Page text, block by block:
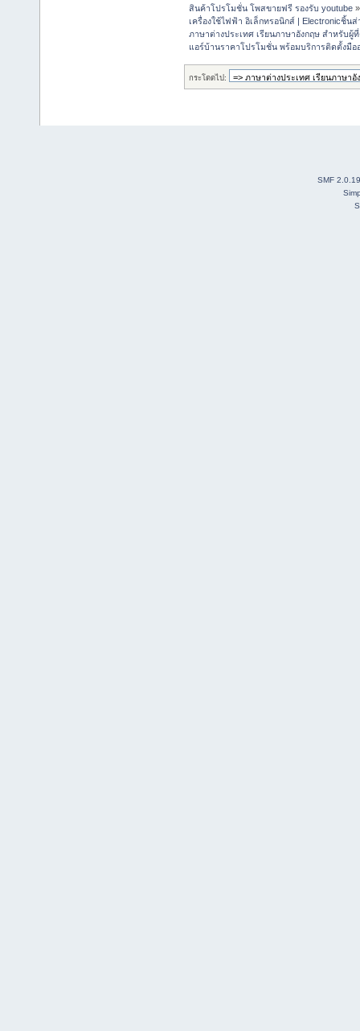
สินค้าโปรโมชั่น โพสขายฟรี รองรับ youtube »
เครื่องใช้ไฟฟ้า อิเล็กทรอนิกส์ | Electronicชิ้น
ภาษาต่างประเทศ เรียนภาษาอังกฤษ สำหรับ
แอร์บ้านราคาโปรโมชั่น พร้อมบริการติดตั้งมื
กระโดดไป:
SMF 2.0.19